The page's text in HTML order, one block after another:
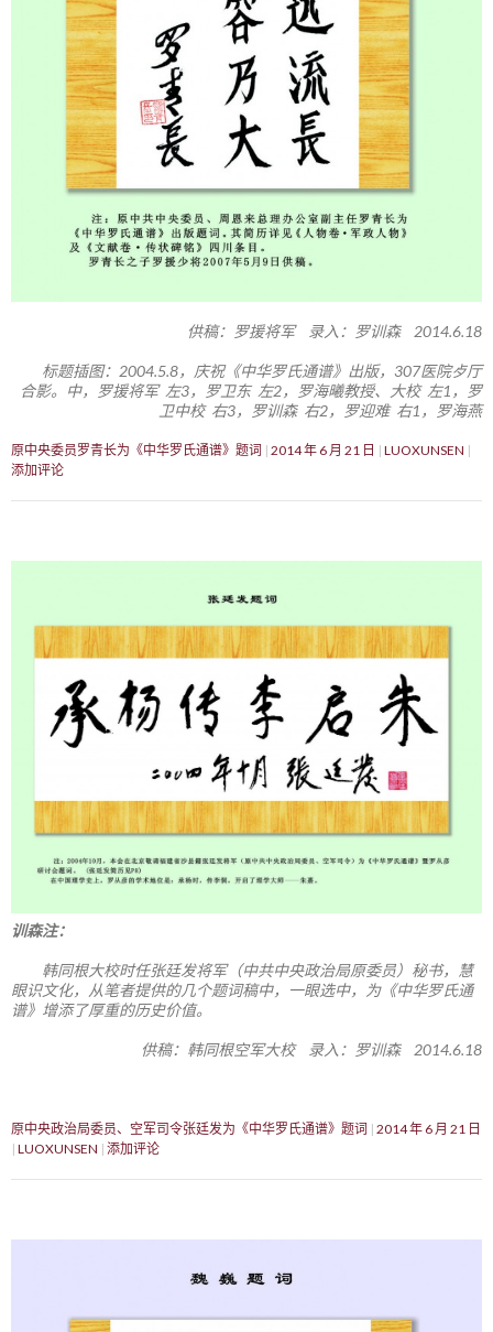
供稿：罗援将军 录入：罗训森 2014.6.18
标题插图：2004.5.8，庆祝《中华罗氏通谱》出版，307医院歺厅
合影。中，罗援将军 左3，罗卫东 左2，罗海曦教授、大校 左1，罗
卫中校 右3，罗训森 右2，罗迎难 右1，罗海燕
原中央委员罗青长为《中华罗氏通谱》题词 2014 年 6 月 21 日
LUOXUNSEN
添加评论
训森注：
韩同根大校时任张廷发将军（中共中央政治局原委员）秘书，慧
眼识文化，从笔者提供的几个题词稿中，一眼选中，为《中华罗氏通
谱》增添了厚重的历史价值。
供稿：韩同根空军大校 录入：罗训森 2014.6.18
原中央政治局委员、空军司令张廷发为《中华罗氏通谱》题词 2014 年 6 月 21 日
LUOXUNSEN 添加评论